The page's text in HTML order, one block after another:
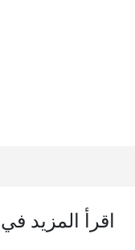
اقرأ المزيد في